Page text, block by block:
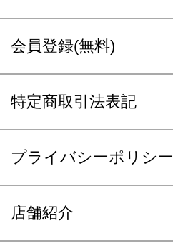
会員登録(無料)
特定商取引法表記
プライバシーポリシー
店舗紹介